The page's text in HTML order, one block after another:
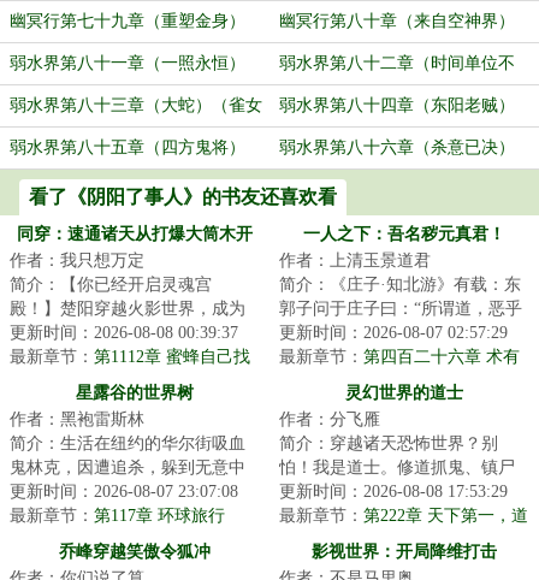
御力翻倍）（如意情急实施火焰猎
杀）
幽冥行第七十九章（重塑金身）
（遇见真我罗生天）
幽冥行第八十章（来自空神界）
弱水界第八十一章（一照永恒）
（进弱水）（夜航船）（纸人舵手）
弱水界第八十二章（时间单位不
同）（空神界）（入定七天）
弱水界第八十三章（大蛇）（雀女
冰封）
弱水界第八十四章（东阳老贼）
（阴川鬼法）
弱水界第八十五章（四方鬼将）
（日月同辉）
弱水界第八十六章（杀意已决）
（高我和心魔）
看了《阴阳了事人》的书友还喜欢看
同穿：速通诸天从打爆大筒木开
始
作者：我只想万定
简介：【你已经开启灵魂宫
殿！】楚阳穿越火影世界，成为
千手一族一员，但似乎穿越的有
点早，穿越忍村都还...
更新时间：2026-08-08 00:39:37
最新章节： 第1112章 蜜蜂自己找
一人之下：吾名秽元真君！
作者：上清玉景道君
简介：《庄子·知北游》有载：东
郭子问于庄子曰：“所谓道，恶乎
在？”庄子曰：“无所不在。”东郭
子曰：...
更新时间：2026-08-07 02:57:29
最新章节： 第四百二十六章 术有
星露谷的世界树
作者：黑袍雷斯林
简介：生活在纽约的华尔街吸血
鬼林克，因遭追杀，躲到无意中
继承的一座乡下农场内。他在这
里更换身份，换...
更新时间：2026-08-07 23:07:08
最新章节： 第117章 环球旅行
灵幻世界的道士
作者：分飞雁
简介：穿越诸天恐怖世界？别
怕！我是道士。修道抓鬼、镇尸
降妖，斩诸天妖魔鬼怪。炼丹符
箓、仙神道果，修...
更新时间：2026-08-08 17:53:29
最新章节： 第222章 天下第一，道
德真仙
乔峰穿越笑傲令狐冲
影视世界：开局降维打击